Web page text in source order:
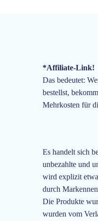
*Affiliate-Link!
Das bedeutet:
bestellst,
Mehrkosten für
Es handelt sich
unbezahlte und
wird explizit
durch
Die Produkte
wurden vom